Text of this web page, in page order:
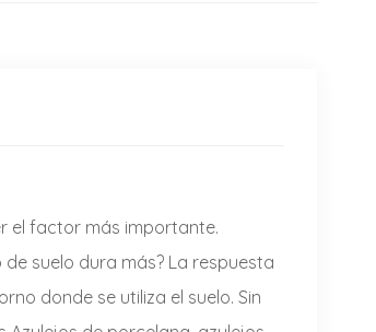
el factor más importante.
de suelo dura más? La respuesta
donde se utiliza el suelo. Sin